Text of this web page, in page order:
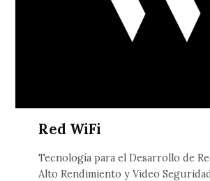
Red WiFi
Tecnología para el Desarrollo de
Alto Rendimiento y Video